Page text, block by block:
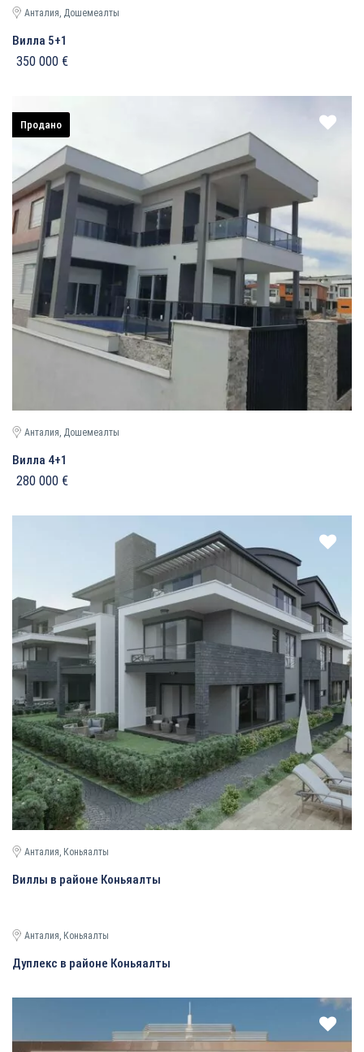
Анталия, Дошемеалты
Вилла 5+1
350 000 €
Продано
Анталия, Дошемеалты
Вилла 4+1
280 000 €
Анталия, Коньяалты
Виллы в районе Коньяалты
Анталия, Коньяалты
Дуплекс в районе Коньяалты